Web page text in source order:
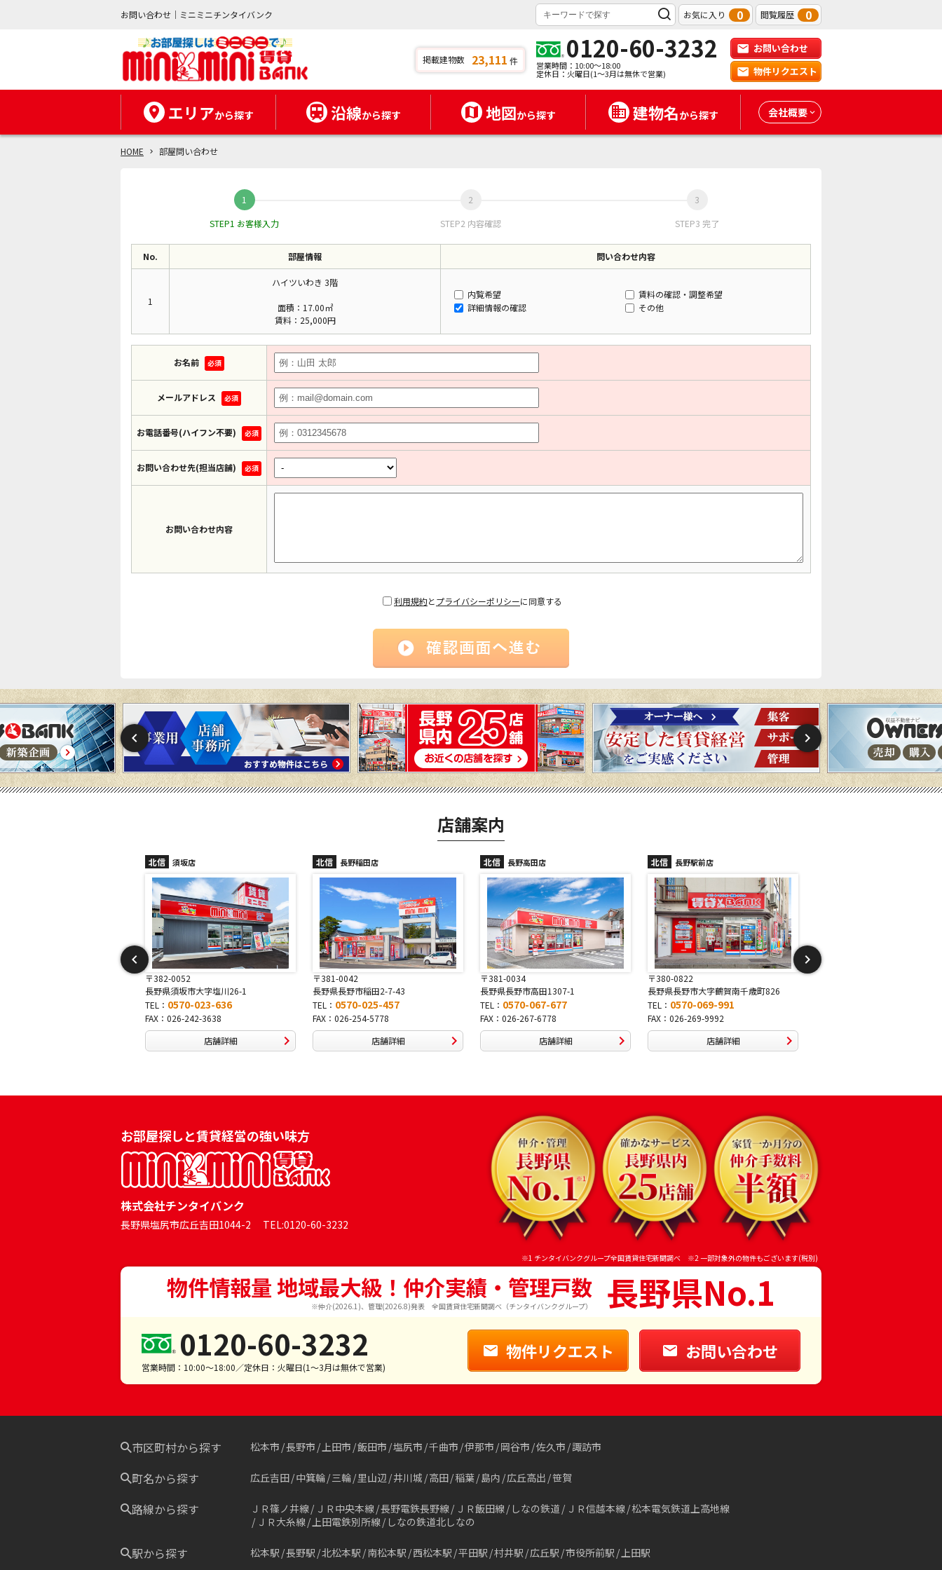
お問い合わせ｜ミニミニチンタイバンク お気に入り 0 閲覧履歴 0
掲載建物数 23,111 件 0120-60-3232
営業時間：10:00～18:00
定休日：火曜日(1～3月は無休で営業)
お問い合わせ
物件リクエスト
エリアから探す 沿線から探す 地図から探す 建物名から探す 会社概要
HOME 部屋問い合わせ
STEP1 お客様入力 STEP2 内容確認 STEP3 完了
No. 部屋情報 問い合わせ内容
1
ハイツいわき 3階
面積：17.00㎡
賃料：25,000円
内覧希望
賃料の確認・調整希望
詳細情報の確認
その他
お名前 必須
メールアドレス 必須
お電話番号(ハイフン不要) 必須
お問い合わせ先(担当店舗) 必須
お問い合わせ内容
利用規約とプライバシーポリシーに同意する
店舗案内
北信 須坂店
〒382-0052
長野県須坂市大字塩川26-1
TEL：0570-023-636
FAX：026-242-3638
店舗詳細
北信 長野稲田店
〒381-0042
長野県長野市稲田2-7-43
TEL：0570-025-457
FAX：026-254-5778
店舗詳細
北信 長野高田店
〒381-0034
長野県長野市高田1307-1
TEL：0570-067-677
FAX：026-267-6778
店舗詳細
北信 長野駅前店
〒380-0822
長野県長野市大字鶴賀南千歳町826
TEL：0570-069-991
FAX：026-269-9992
店舗詳細
〒381-2243
お部屋探しと賃貸経営の強い味方
株式会社チンタイバンク
長野県塩尻市広丘吉田1044-2 TEL:0120-60-3232
※1 チンタイバンクグループ全国賃貸住宅新聞調べ ※2 一部対象外の物件もございます(税別)
物件情報量 地域最大級！仲介実績・管理戸数
※仲介(2026.1)、管理(2026.8)発表 全国賃貸住宅新聞調べ（チンタイバンクグループ） 長野県No.1
0120-60-3232
営業時間：10:00～18:00／定休日：火曜日(1～3月は無休で営業)
物件リクエスト お問い合わせ
市区町村から探す 松本市 長野市 上田市 飯田市 塩尻市 千曲市 伊那市 岡谷市 佐久市 諏訪市
町名から探す 広丘吉田 中箕輪 三輪 里山辺 井川城 高田 稲葉 島内 広丘高出 笹賀
路線から探す ＪＲ篠ノ井線 ＪＲ中央本線 長野電鉄長野線 ＪＲ飯田線 しなの鉄道 ＪＲ信越本線 松本電気鉄道上高地線
ＪＲ大糸線 上田電鉄別所線 しなの鉄道北しなの
駅から探す 松本駅 長野駅 北松本駅 南松本駅 西松本駅 平田駅 村井駅 広丘駅 市役所前駅 上田駅